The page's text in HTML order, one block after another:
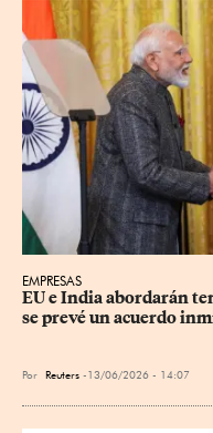
EMPRESAS
EU e India abordarán
se prevé un acuerdo
Por Reuters 13/06/2026 - 14:07